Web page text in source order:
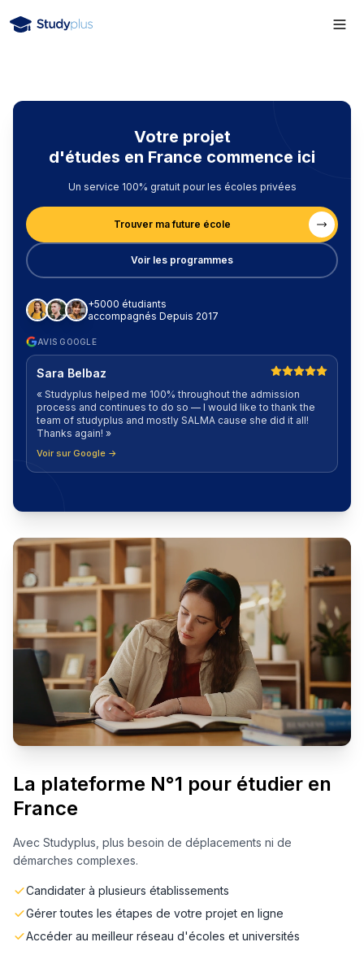
Votre projet
d'études en France commence ici
Un service 100% gratuit pour les écoles privées
Trouver ma future école
Voir les programmes
+5000 étudiants
accompagnés Depuis 2017
AVIS GOOGLE
Sara Belbaz
« Studyplus helped me 100% throughout the admission
process and continues to do so — I would like to thank the
team of studyplus and mostly SALMA cause she did it all!
Thanks again! »
Voir sur Google →
La plateforme N°1 pour étudier en
France
Avec Studyplus, plus besoin de déplacements ni de
démarches complexes.
Candidater à plusieurs établissements
Gérer toutes les étapes de votre projet en ligne
Accéder au meilleur réseau d'écoles et universités